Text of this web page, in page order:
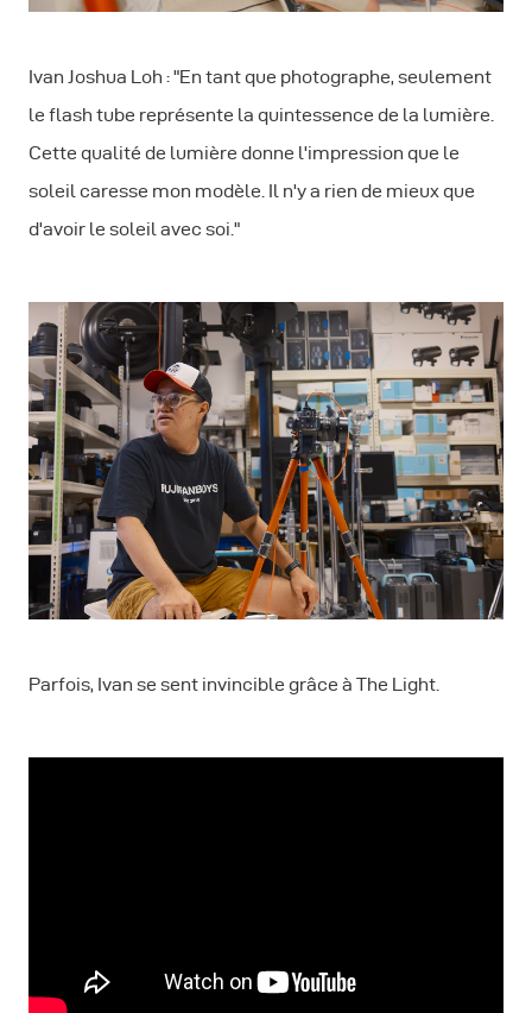
Ivan Joshua Loh : "En tant que photographe, seulement
le flash tube représente la quintessence de la lumière.
Cette qualité de lumière donne l'impression que le
soleil caresse mon modèle. Il n'y a rien de mieux que
d'avoir le soleil avec soi."
Parfois, Ivan se sent invincible grâce à The Light.